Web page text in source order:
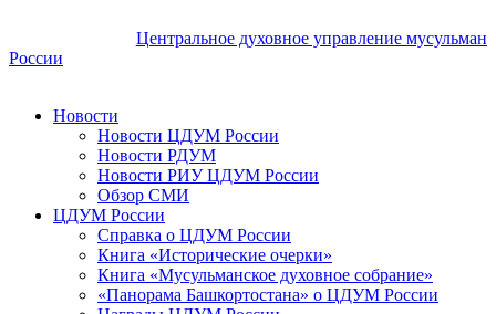
Центральное духовное управление мусульман
России
Новости
Новости ЦДУМ России
Новости РДУМ
Новости РИУ ЦДУМ России
Обзор СМИ
ЦДУМ России
Справка о ЦДУМ России
Книга «Исторические очерки»
Книга «Мусульманское духовное собрание»
«Панорама Башкортостана» о ЦДУМ России